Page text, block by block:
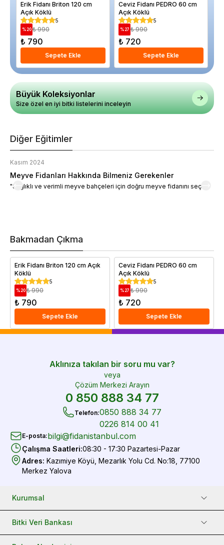
Erik Fidanı Briton 120 cm
Açık Köklü
5
%20 ₺ 990
₺ 790
Sepete Ekle
Ceviz Fidanı PEDRO 60 cm
Açık Köklü
5
%27 ₺ 990
₺ 720
Sepete Ekle
Büyük Koleksiyonlar
Size özel en iyi bitki listelerini inceleyin
Diğer Eğitimler
Kasım 2024
Meyve Fidanları Hakkında Bilmeniz Gerekenler
"Sağlıklı ve verimli meyve bahçeleri için doğru meyve fidanını seçin."
Bakmadan Çıkma
Erik Fidanı Briton 120 cm Açık
Köklü
5
%20 ₺ 990
₺ 790
Sepete Ekle
Ceviz Fidanı PEDRO 60 cm
Açık Köklü
5
%27 ₺ 990
₺ 720
Sepete Ekle
Aklınıza takılan bir soru mu var?
veya
Çözüm Merkezi Arayın
0 850 888 34 77
Telefon:0850 888 34 77
0226 814 00 41
E-posta:bilgi@fidanistanbul.com
Çalışma Saatleri:08:30 - 17:30 Pazartesi-Pazar
Adres: Kazımiye Köyü, Mezarlık Yolu Cd. No:18, 77100
Merkez Yalova
Kurumsal
Bitki Veri Bankası